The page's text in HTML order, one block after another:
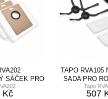
SÁČEK PRO
5X
Kč
TAPO RVA105
SADA PRO
Tapo
507